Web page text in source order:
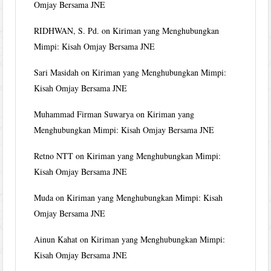
Omjay Bersama JNE
RIDHWAN, S. Pd. onKiriman yang Menghubungkan
Mimpi: Kisah Omjay Bersama JNE
Sari Masidah onKiriman yang Menghubungkan Mimpi:
Kisah Omjay Bersama JNE
Muhammad Firman Suwarya onKiriman yang
Menghubungkan Mimpi: Kisah Omjay Bersama JNE
Retno NTT onKiriman yang Menghubungkan Mimpi:
Kisah Omjay Bersama JNE
Muda onKiriman yang Menghubungkan Mimpi: Kisah
Omjay Bersama JNE
Ainun Kahat onKiriman yang Menghubungkan Mimpi:
Kisah Omjay Bersama JNE